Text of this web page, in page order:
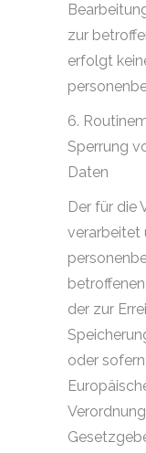
zur
erfolgt
6.
Sperrung
Daten
Der für die
verarbeitet
der zur
oder